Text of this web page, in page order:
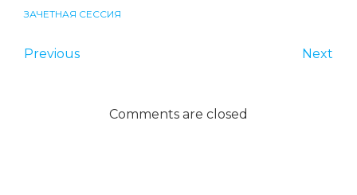
ЗАЧЕТНАЯ СЕССИЯ
Previous Next
Comments are closed